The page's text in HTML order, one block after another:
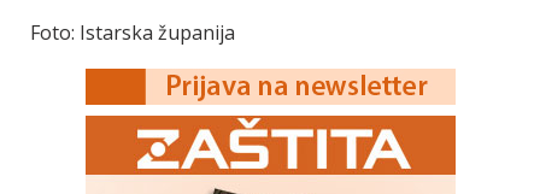
Foto: Istarska županija